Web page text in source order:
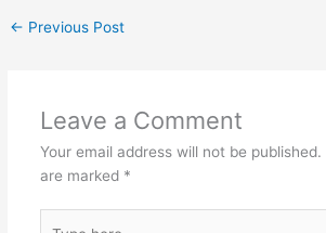
← Previous Post
Leave a Comment
Your email address will not be published.
are marked *